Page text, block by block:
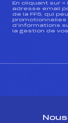
En cliquant sur «
adresse email
de la FFS, qui
promotionnelles
d’informations
la gestion de